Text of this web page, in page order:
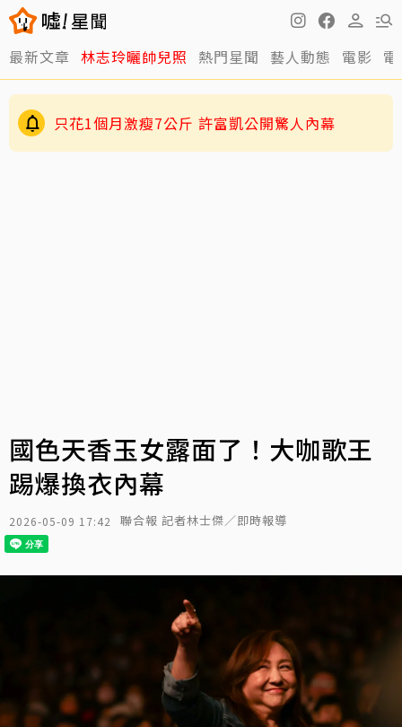
最新文章 林志玲曬帥兒照 熱門星聞 藝人動態 電影
只花1個月激瘦7公斤 許富凱公開驚人內幕
國色天香玉女露面了！大咖歌王
踢爆換衣內幕
2026-05-09 17:42 聯合報 記者林士傑／即時報導